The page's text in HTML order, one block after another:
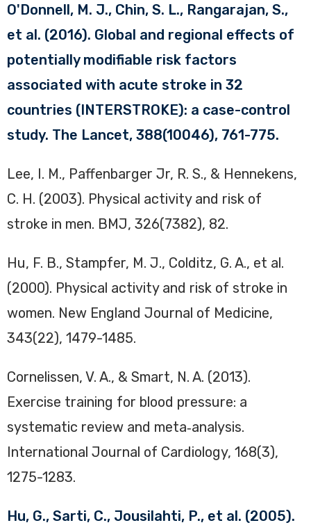
O'Donnell, M. J., Chin, S. L., Rangarajan, S.,
et al. (2016). Global and regional effects of
potentially modifiable risk factors
associated with acute stroke in 32
countries (INTERSTROKE): a case-control
study. The Lancet, 388(10046), 761-775.
Lee, I. M., Paffenbarger Jr, R. S., & Hennekens,
C. H. (2003). Physical activity and risk of
stroke in men. BMJ, 326(7382), 82.
Hu, F. B., Stampfer, M. J., Colditz, G. A., et al.
(2000). Physical activity and risk of stroke in
women. New England Journal of Medicine,
343(22), 1479-1485.
Cornelissen, V. A., & Smart, N. A. (2013).
Exercise training for blood pressure: a
systematic review and meta‐analysis.
International Journal of Cardiology, 168(3),
1275-1283.
Hu, G., Sarti, C., Jousilahti, P., et al. (2005).